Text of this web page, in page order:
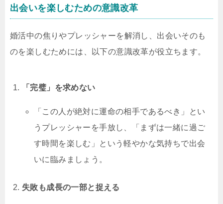
出会いを楽しむための意識改革
婚活中の焦りやプレッシャーを解消し、出会いそのも
のを楽しむためには、以下の意識改革が役立ちます。
「完璧」を求めない
「この人が絶対に運命の相手であるべき」とい
うプレッシャーを手放し、「まずは一緒に過ご
す時間を楽しむ」という軽やかな気持ちで出会
いに臨みましょう。
失敗も成長の一部と捉える